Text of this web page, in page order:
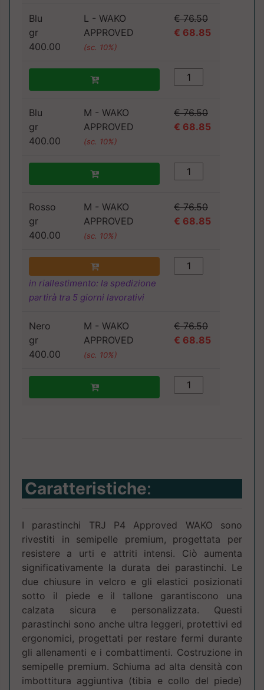
Blu
gr
400.00
L - WAKO
APPROVED
(sc. 10%)
€ 76.50
€ 68.85
Blu
gr
400.00
M - WAKO
APPROVED
(sc. 10%)
€ 76.50
€ 68.85
Rosso
gr
400.00
M - WAKO
APPROVED
(sc. 10%)
€ 76.50
€ 68.85
in riallestimento: la spedizione
partirà tra 5 giorni lavorativi
Nero
gr
400.00
M - WAKO
APPROVED
(sc. 10%)
€ 76.50
€ 68.85
Caratteristiche:
I parastinchi TRJ P4 Approved WAKO sono
rivestiti in semipelle premium, progettata per
resistere a urti e attriti intensi. Ciò aumenta
significativamente la durata dei parastinchi. Le
due chiusure in velcro e gli elastici posizionati
sotto il piede e il tallone garantiscono una
calzata sicura e personalizzata. Questi
parastinchi sono anche ultra leggeri, protettivi ed
ergonomici, progettati per restare fermi durante
gli allenamenti e i combattimenti. Costruzione in
semipelle premium. Schiuma ad alta densità con
imbottitura aggiuntiva (tibia e collo del piede)